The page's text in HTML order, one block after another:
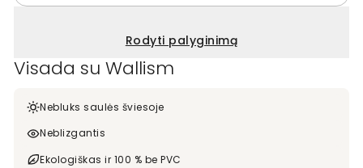
Rodyti palyginimą
Visada su Wallism
Nebluks saulės šviesoje
Neblizgantis
Ekologiškas ir 100 % be PVC